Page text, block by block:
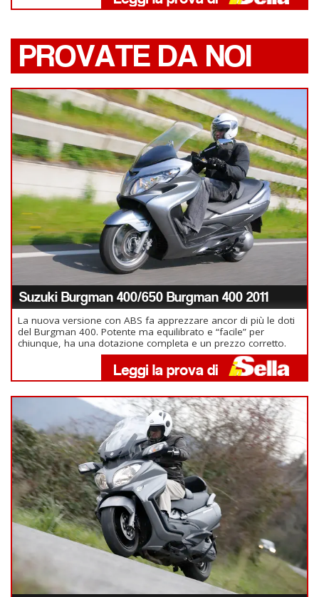
PROVATE DA NOI
Suzuki Burgman 400/650 Burgman 400 2011
La nuova versione con ABS fa apprezzare ancor di più le doti
del Burgman 400. Potente ma equilibrato e “facile” per
chiunque, ha una dotazione completa e un prezzo corretto.